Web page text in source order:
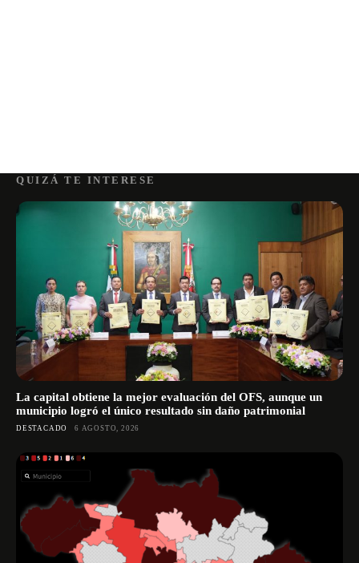
QUIZÁ TE INTERESE
La capital obtiene la mejor evaluación del OFS, aunque un
municipio logró el único resultado sin daño patrimonial
DESTACADO 6 AGOSTO, 2026